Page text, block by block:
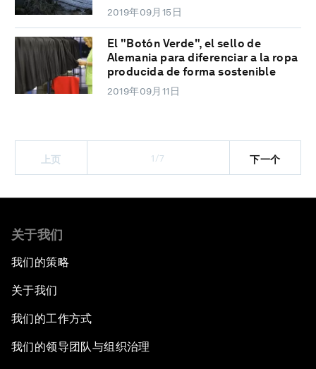
2019年09月15日
El "Botón Verde", el sello de
Alemania para diferenciar a la ropa
producida de forma sostenible
2019年09月11日
上页 1/7 下一个
关于我们
我们的策略
关于我们
我们的工作方式
我们的领导团队与组织治理